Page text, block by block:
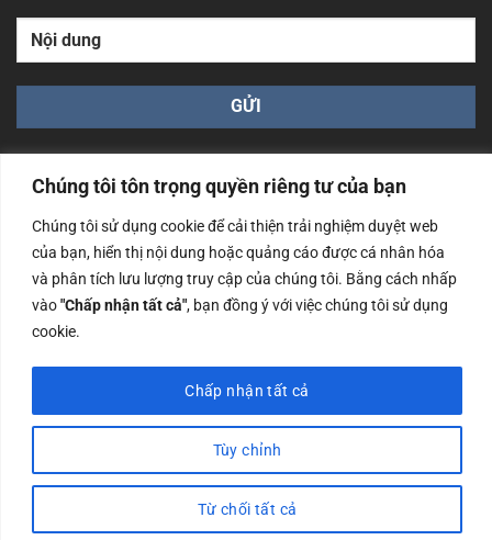
Chúng tôi tôn trọng quyền riêng tư của bạn
Chúng tôi sử dụng cookie để cải thiện trải nghiệm duyệt web
của bạn, hiển thị nội dung hoặc quảng cáo được cá nhân hóa
và phân tích lưu lượng truy cập của chúng tôi. Bằng cách nhấp
vào"Chấp nhận tất cả", bạn đồng ý với việc chúng tôi sử dụng
cookie.
Tùy chỉnh
Từ chối tất cả
Chấp nhận tất cả
Công ty TNHH Nam Bình Xương - Số ĐKKD: 0108783483
cấp ngày 14/06/2019 bởi Sở Kế Hoạch và Đầu Tư Tp. Hà
Nội
Copyrights @2023 Nam Binh Xuong. All Rights Reserved